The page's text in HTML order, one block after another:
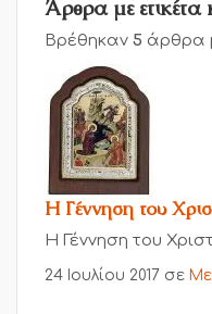
Άρθρα με
Βρέθηκαν 5 άρθρα
Η Γέννηση του
Η Γέννηση του
24 Ιουλίου 2017 σε